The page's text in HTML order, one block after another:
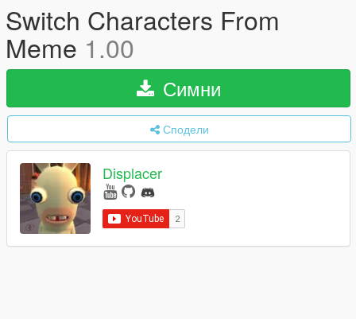
Switch Characters From
Meme 1.00
Симни
Сподели
Displacer